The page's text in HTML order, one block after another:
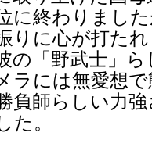
に終わりまし
りに心が打た
の「野武士」
ラには無愛想
負師らしい力
た。